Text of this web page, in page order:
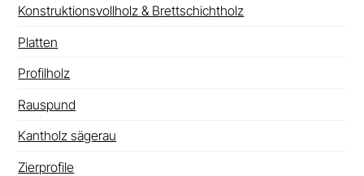
Konstruktionsvollholz & Brettschichtholz
Platten
Profilholz
Rauspund
Kantholz sägerau
Zierprofile